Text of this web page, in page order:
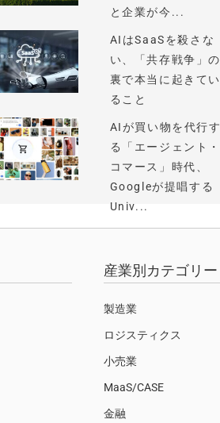
と企業が今...
AIはSaaSを殺さな
い、「共存戦争」の
裏で本当に起きてい
ること
AIが買い物を代行す
る「エージェント・
コマース」時代、
Googleが提唱する
Univ...
産業別カテゴリー
製造業
ロジスティクス
小売業
MaaS/CASE
金融